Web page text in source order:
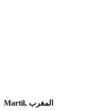
Martil, المغرب